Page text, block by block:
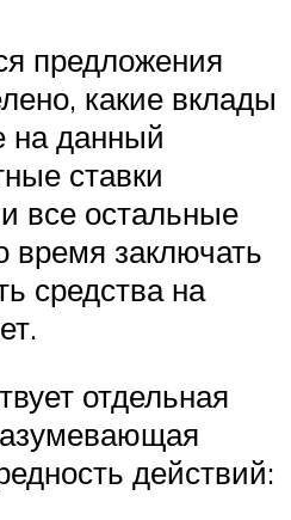
предложения
какие вклады
на данный
ставки
все остальные
время заключать
средства на
отдельная
действий: